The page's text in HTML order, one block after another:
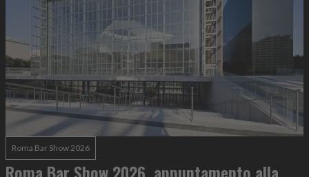
Roma Bar Show 2026